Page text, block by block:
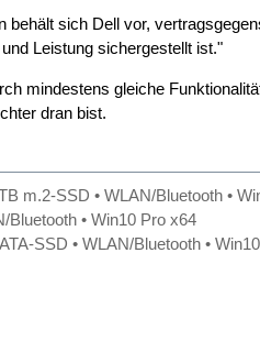
sich Dell vor,
Leistung sichergestellt ist."
mindestens gleiche
dran bist.
m.2-SSD • WLAN/Bluetooth •
Bluetooth • Win10 Pro x64
SSD • WLAN/Bluetooth •